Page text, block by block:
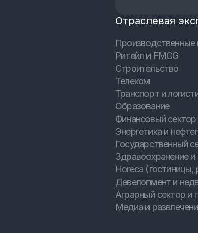
Отраслевая
Производственные
Ритейл и FMCG
Строительство
Телеком
Транспорт и
Образование
Финансовый сектор
Энергетика и
Государственный
Здравоохранение
Horeca (гостиницы,
Девелопмент и
Аграрный сектор
Медиа и